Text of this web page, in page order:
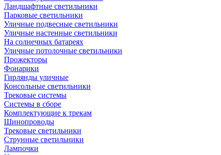
Ландшафтные светильники
Парковые светильники
Уличные подвесные светильники
Уличные настенные светильники
На солнечных батареях
Уличные потолочные светильники
Прожекторы
Фонарики
Гирлянды уличные
Консольные светильники
Трековые системы
Системы в сборе
Комплектующие к трекам
Шинопроводы
Трековые светильники
Струнные светильники
Лампочки